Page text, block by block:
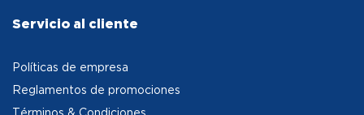
Servicio al cliente
Políticas de empresa
Reglamentos de promociones
Términos & Condiciones